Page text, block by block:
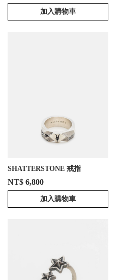
加入購物車
SHATTERSTONE 戒指
NT$ 6,800
加入購物車